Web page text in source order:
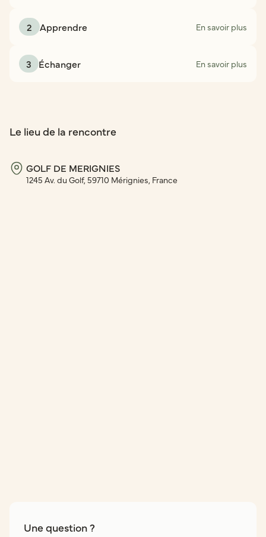
2 Apprendre En savoir plus
3 Échanger En savoir plus
Le lieu de la rencontre
GOLF DE MERIGNIES
1245 Av. du Golf, 59710 Mérignies, France
Une question ?